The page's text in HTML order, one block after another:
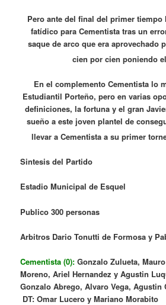
Pero ante del final del primer
fatídico para Cementista tras un
saque de arco que era aprovechado
cien por cien poniendo
En el complemento Cementista lo
Estudiantil Porteño, pero en varias
definiciones, la fortuna y el gran
sueño a este joven plantel de
llevar a Cementista a su primer
Sintesis del Partido
Estadio Municipal de Esquel
Publico 300 personas
Arbitros Dario Tonutti de Formosa y
Cementista (0): Gonzalo Zulueta,
Moreno, Ariel Hernandez y Agustin
Gonzalo Abrego, Alvaro Vega, Agustin
DT: Omar Lucero y Mariano Morabito